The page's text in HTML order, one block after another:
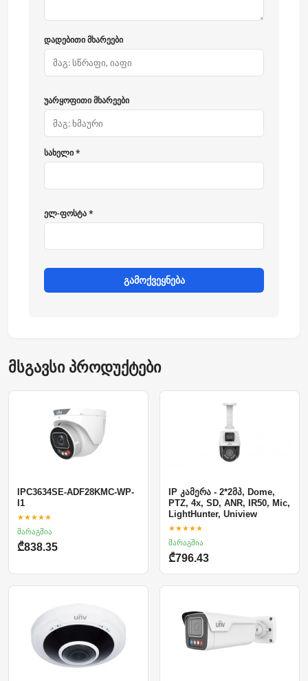
დადებითი მხარეები
უარყოფითი მხარეები
სახელი *
ელ-ფოსტა *
გამოქვეყნება
მსგავსი პროდუქტები
IPC3634SE-ADF28KMC-WP-
I1
★★★★★
მარაგშია
₾838.35
IP კამერა - 2*2მპ, Dome,
PTZ, 4x, SD, ANR, IR50, Mic,
LightHunter, Uniview
★★★★★
მარაგშია
₾796.43